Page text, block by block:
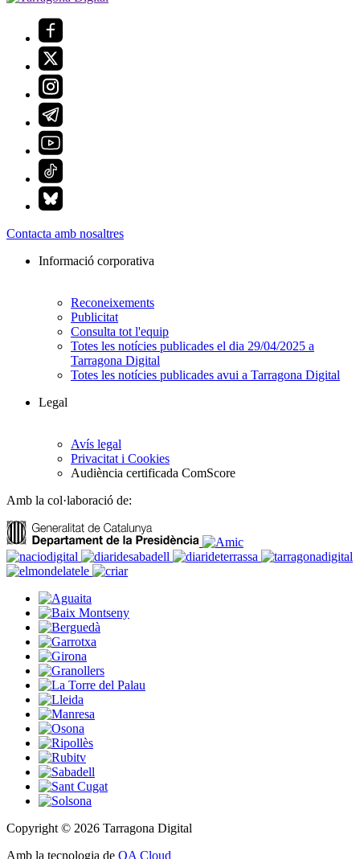
Contacta amb nosaltres
Informació corporativa
Reconeixements
Publicitat
Consulta tot l'equip
Totes les notícies publicades el dia 29/04/2025 a
Tarragona Digital
Totes les notícies publicades avui a Tarragona Digital
Legal
Avís legal
Privacitat i Cookies
Audiència certificada ComScore
Amb la col·laboració de:
Copyright © 2026 Tarragona Digital
Amb la tecnologia de OA Cloud